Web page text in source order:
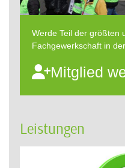
Werde Teil der größten
Fachgewerkschaft in
Mitglied
Leistungen